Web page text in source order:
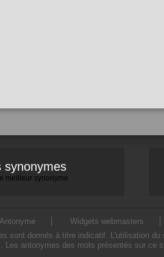
synonymes
meilleur synonyme
Antonyme Widgets webmasters
sont donnés à titre indicatif. L'utilisation
Les antonymes des mots présentés sur ce